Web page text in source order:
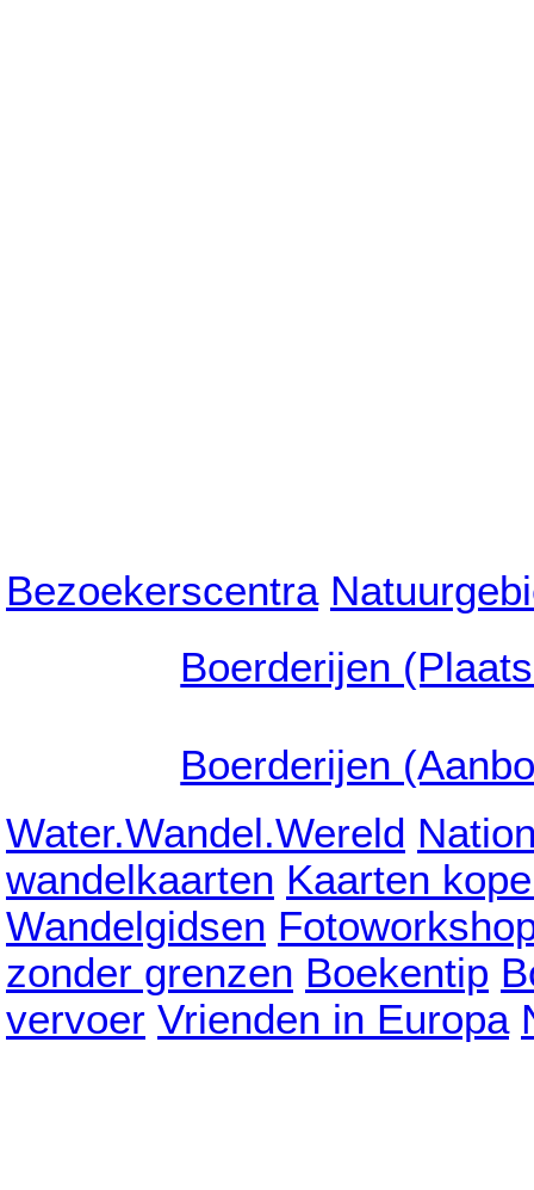
Bezoekerscentra
Boerderijen
Boerderijen
Water.Wandel.Wereld
wandelkaarten Kaarten
Wandelgidsen
zonder grenzen Boekentip
vervoer Vrienden in Europa